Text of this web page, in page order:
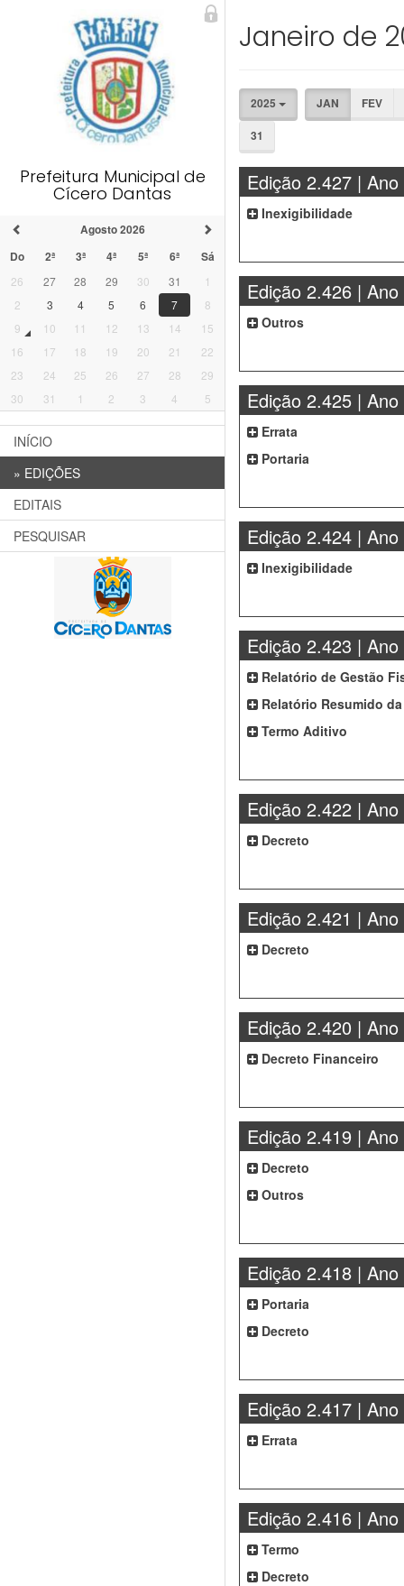
Prefeitura Municipal de
Cícero Dantas
Agosto 2026
Do
2ª 3ª 4ª 5ª 6ª Sá
26 27 28 29 30 31
1
2
3 4 5 6 7
8
9
10 11 12 13 14
15
16
17 18 19 20 21
22
23
24 25 26 27 28
29
30
31 1 2 3 4 5
INÍCIO
» EDIÇÕES
EDITAIS
PESQUISAR
Janeiro de
2025 JAN
FEV
31
Edição 2.427 | Ano
Inexigibilidade
Edição 2.426 | Ano
Outros
Edição 2.425 | Ano
Errata
Portaria
Edição 2.424 | Ano
Inexigibilidade
Edição 2.423 | Ano
Relatório de Gestão
Relatório Resumido
Termo Aditivo
Edição 2.422 | Ano
Decreto
Edição 2.421 | Ano
Decreto
Edição 2.420 | Ano
Decreto Financeiro
Edição 2.419 | Ano
Decreto
Outros
Edição 2.418 | Ano
Portaria
Decreto
Edição 2.417 | Ano
Errata
Edição 2.416 | Ano
Termo
Decreto